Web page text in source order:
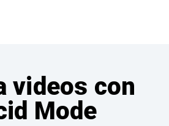
videos con
Mode